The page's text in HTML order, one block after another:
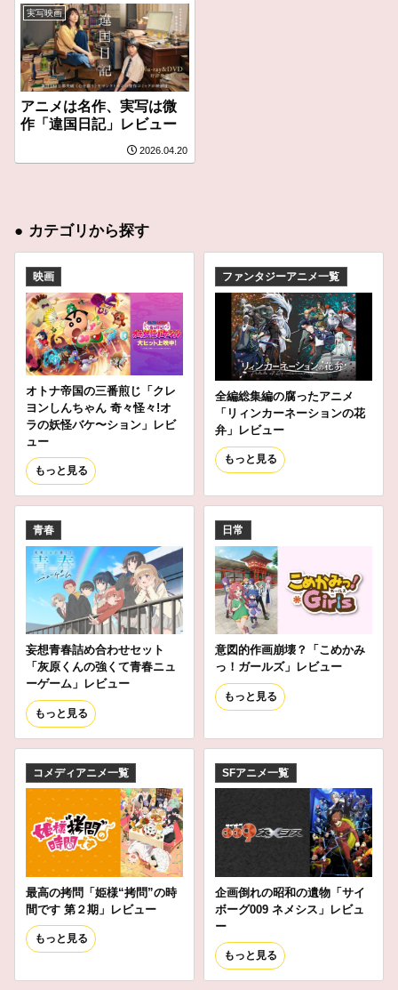
ニメコラム
コラム #私を
構成する5つ
のアニメ
実写映画
アニメは名作、実写は微
作「違国日記」レビュー
2026.04.20
● カテゴリから探す
映画
オトナ帝国の三番煎じ「クレ
ヨンしんちゃん 奇々怪々!オ
ラの妖怪バケ〜ション」レビ
ュー
もっと見る
ファンタジーアニメ一覧
全編総集編の腐ったアニメ
「リィンカーネーションの花
弁」レビュー
もっと見る
青春
妄想青春詰め合わせセット
「灰原くんの強くて青春ニュ
ーゲーム」レビュー
もっと見る
日常
意図的作画崩壊？「こめかみ
っ！ガールズ」レビュー
もっと見る
コメディアニメ一覧
最高の拷問「姫様“拷問”の時
間です 第２期」レビュー
もっと見る
SFアニメ一覧
企画倒れの昭和の遺物「サイ
ボーグ009 ネメシス」レビュ
ー
もっと見る